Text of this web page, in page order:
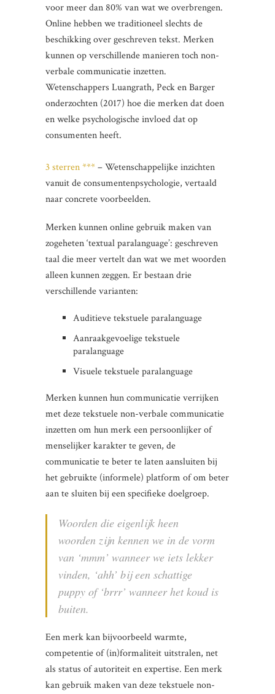
voor meer dan 80% van wat we overbrengen.
Online hebben we traditioneel slechts de
beschikking over geschreven tekst. Merken
kunnen op verschillende manieren toch non-
verbale communicatie inzetten.
Wetenschappers Luangrath, Peck en Barger
onderzochten (2017) hoe die merken dat doen
en welke psychologische invloed dat op
consumenten heeft.
3 sterren ***– Wetenschappelijke inzichten
vanuit de consumentenpsychologie, vertaald
naar concrete voorbeelden.
Merken kunnen online gebruik maken van
zogeheten ‘textual paralanguage’: geschreven
taal die meer vertelt dan wat we met woorden
alleen kunnen zeggen. Er bestaan drie
verschillende varianten:
Auditieve tekstuele paralanguage
Aanraakgevoelige tekstuele
paralanguage
Visuele tekstuele paralanguage
Merken kunnen hun communicatie verrijken
met deze tekstuele non-verbale communicatie
inzetten om hun merk een persoonlijker of
menselijker karakter te geven, de
communicatie te beter te laten aansluiten bij
het gebruikte (informele) platform of om beter
aan te sluiten bij een specifieke doelgroep.
Woorden die eigenlijk heen
woorden zijn kennen we in de vorm
van ‘mmm’ wanneer we iets lekker
vinden, ‘ahh’ bij een schattige
puppy of ‘brrr’ wanneer het koud is
buiten.
Een merk kan bijvoorbeeld warmte,
competentie of (in)formaliteit uitstralen, net
als status of autoriteit en expertise. Een merk
kan gebruik maken van deze tekstuele non-